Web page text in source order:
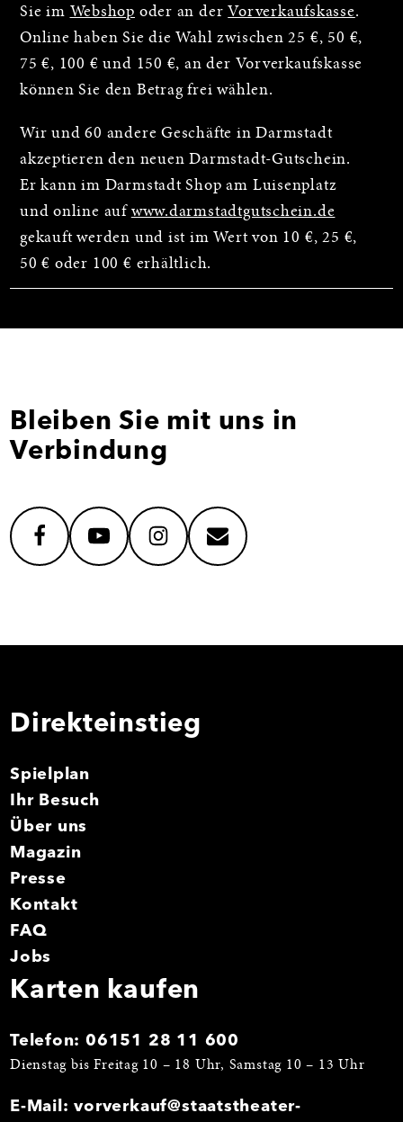
Sie im Webshop oder an der Vorverkaufskasse.
Online haben Sie die Wahl zwischen 25 €, 50 €,
75 €, 100 € und 150 €, an der Vorverkaufskasse
können Sie den Betrag frei wählen.
Wir und 60 andere Geschäfte in Darmstadt
akzeptieren den neuen Darmstadt-Gutschein.
Er kann im Darmstadt Shop am Luisenplatz
und online auf www.darmstadtgutschein.de
gekauft werden und ist im Wert von 10 €, 25 €,
50 € oder 100 € erhältlich.
Bleiben Sie mit uns in
Verbindung
facebookyoutubeinstagrammail
Direkteinstieg
Spielplan
Ihr Besuch
Über uns
Magazin
Presse
Kontakt
FAQ
Jobs
Karten kaufen
Telefon:06151 28 11 600
Dienstag bis Freitag 10 – 18 Uhr, Samstag 10 – 13 Uhr
E-Mail:vorverkauf@staatstheater-